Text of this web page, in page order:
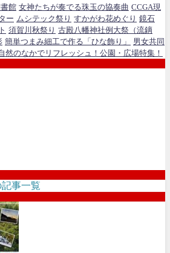
館 女神たちが奏でる珠玉の協奏曲 CCGA現
ー ムシテック祭り すかがわ花めぐり 鏡石
須賀川秋祭り 古殿八幡神社例大祭（流鏑
簡単つまみ細工で作る「ひな飾り」
男女共同
然のなかでリフレッシュ！公園・広場特集！
事一覧